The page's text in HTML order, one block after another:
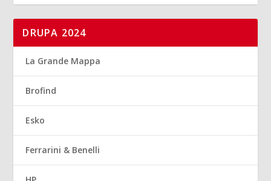
DRUPA 2024
La Grande Mappa
Brofind
Esko
Ferrarini & Benelli